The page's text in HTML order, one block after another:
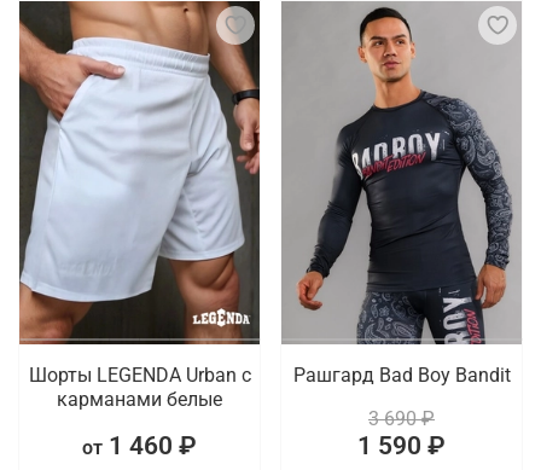
Шорты LEGENDA Urban c
карманами белые
от 1 460 ₽
Рашгард Bad Boy Bandit
3 690 ₽
1 590 ₽